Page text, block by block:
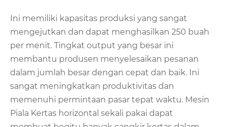
Ini memiliki kapasitas produksi yang sangat
mengejutkan dan dapat menghasilkan 250 buah
per menit. Tingkat output yang besar ini
membantu produsen menyelesaikan pesanan
dalam jumlah besar dengan cepat dan baik. Ini
sangat meningkatkan produktivitas dan
memenuhi permintaan pasar tepat waktu. Mesin
Piala Kertas horizontal sekali pakai dapat